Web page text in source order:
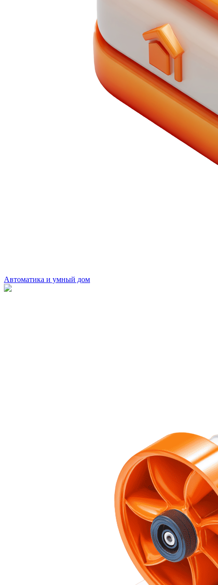
Автоматика и умный дом